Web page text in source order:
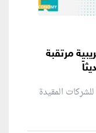
مرتقبة
المقيدة